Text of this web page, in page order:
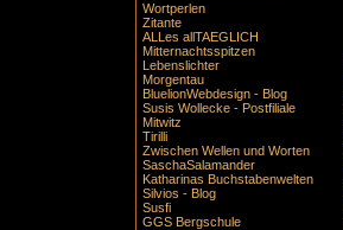
Wortperlen
Zitante
ALLes allTAEGLICH
Mitternachtsspitzen
Lebenslichter
Morgentau
BluelionWebdesign - Blog
Susis Wollecke - Postfiliale
Mitwitz
Tirilli
Zwischen Wellen und Worten
SaschaSalamander
Katharinas Buchstabenwelten
Silvios - Blog
Susfi
GGS Bergschule